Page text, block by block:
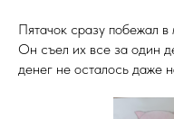
Пятачок сразу побежал в
Он съел их все за один
денег не осталось даже